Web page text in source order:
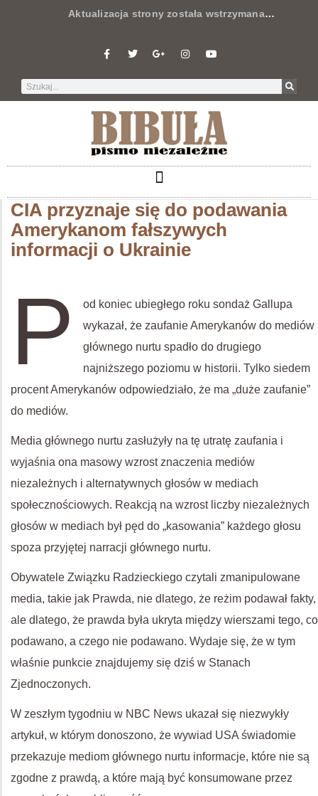
Aktualizacja strony została wstrzymana…
CIA przyznaje się do podawania
Amerykanom fałszywych
informacji o Ukrainie
P
od koniec ubiegłego roku sondaż Gallupa
wykazał, że zaufanie Amerykanów do mediów
głównego nurtu spadło do drugiego
najniższego poziomu w historii. Tylko siedem
procent Amerykanów odpowiedziało, że ma „duże zaufanie”
do mediów.
Media głównego nurtu zasłużyły na tę utratę zaufania i
wyjaśnia ona masowy wzrost znaczenia mediów
niezależnych i alternatywnych głosów w mediach
społecznościowych. Reakcją na wzrost liczby niezależnych
głosów w mediach był pęd do „kasowania” każdego głosu
spoza przyjętej narracji głównego nurtu.
Obywatele Związku Radzieckiego czytali zmanipulowane
media, takie jak Prawda, nie dlatego, że reżim podawał fakty,
ale dlatego, że prawda była ukryta między wierszami tego, co
podawano, a czego nie podawano. Wydaje się, że w tym
właśnie punkcie znajdujemy się dziś w Stanach
Zjednoczonych.
W zeszłym tygodniu w NBC News ukazał się niezwykły
artykuł, w którym donoszono, że wywiad USA świadomie
przekazuje mediom głównego nurtu informacje, które nie są
zgodne z prawdą, a które mają być konsumowane przez